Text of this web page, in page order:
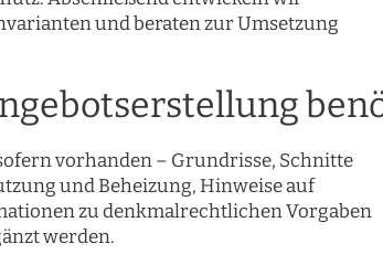
und beraten zur Umsetzung
vorhanden – Grundrisse, Schnitte
und Beheizung, Hinweise auf
zu denkmalrechtlichen Vorgaben
werden.